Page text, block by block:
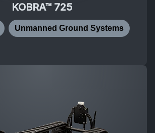
KOBRA™ 725
Unmanned Ground Systems